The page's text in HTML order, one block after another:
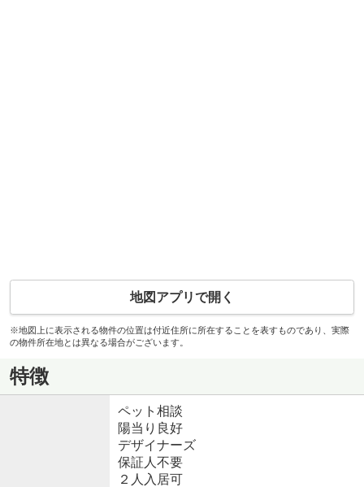
地図アプリで開く
※地図上に表示される物件の位置は付近住所に所在することを表すものであり、実際
の物件所在地とは異なる場合がございます。
特徴
ペット相談
陽当り良好
デザイナーズ
保証人不要
２人入居可